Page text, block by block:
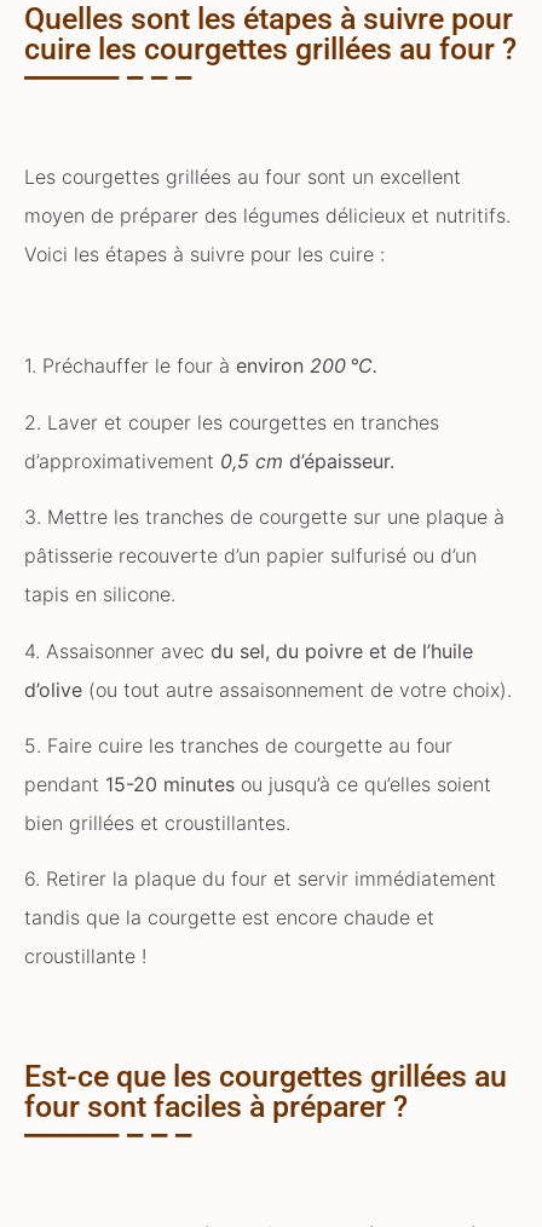
Quelles sont les étapes à suivre pour
cuire les courgettes grillées au four ?
Les courgettes grillées au four sont un excellent
moyen de préparer des légumes délicieux et nutritifs.
Voici les étapes à suivre pour les cuire :
1. Préchauffer le four à environ 200 °C.
2. Laver et couper les courgettes en tranches
d’approximativement 0,5 cm d’épaisseur.
3. Mettre les tranches de courgette sur une plaque à
pâtisserie recouverte d’un papier sulfurisé ou d’un
tapis en silicone.
4. Assaisonner avec du sel, du poivre et de l’huile
d’olive (ou tout autre assaisonnement de votre choix).
5. Faire cuire les tranches de courgette au four
pendant 15-20 minutes ou jusqu’à ce qu’elles soient
bien grillées et croustillantes.
6. Retirer la plaque du four et servir immédiatement
tandis que la courgette est encore chaude et
croustillante !
Est-ce que les courgettes grillées au
four sont faciles à préparer ?